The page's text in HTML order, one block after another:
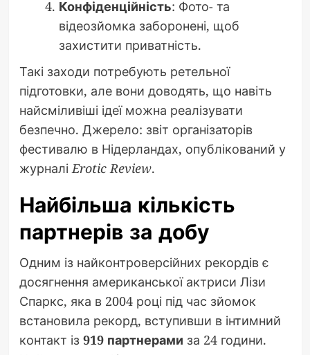
Конфіденційність: Фото- та
відеозйомка заборонені, щоб
захистити приватність.
Такі заходи потребують ретельної
підготовки, але вони доводять, що навіть
найсміливіші ідеї можна реалізувати
безпечно. Джерело: звіт організаторів
фестивалю в Нідерландах, опублікований у
журналіErotic Review.
Найбільша кількість
партнерів за добу
Одним із найконтроверсійних рекордів є
досягнення американської актриси Лізи
Спаркс, яка в 2004 році під час зйомок
встановила рекорд, вступивши в інтимний
контакт із 919 партнерами за 24 години.